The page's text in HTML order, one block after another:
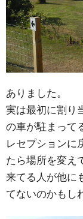
ありました。
実は最初に割り
の車が駐まって
レセプションに
たら場所を変え
来てる人が他に
てないのかもし